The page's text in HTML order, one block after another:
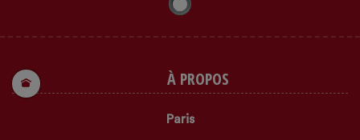
À PROPOS
Paris